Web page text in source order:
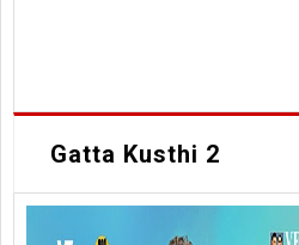
Gatta Kusthi 2